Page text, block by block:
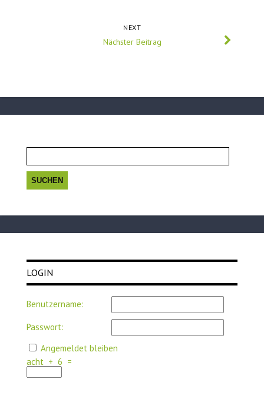
NEXT
Nächster Beitrag
nach:
LOGIN
Benutzername:
Passwort:
Angemeldet bleiben
acht + 6 =